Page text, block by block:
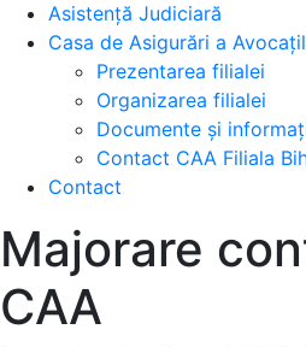
Asistență Judiciară
Casa de Asigurări a
Prezentarea filialei
Organizarea filialei
Documente și
Contact CAA Filiala
Contact
Majorare
CAA